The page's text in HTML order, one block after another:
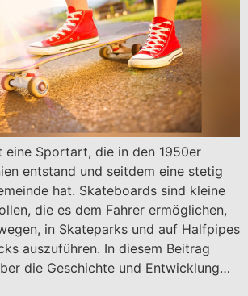
eine Sportart, die in den 1950er
entstand und seitdem eine stetig
hat. Skateboards sind kleine
die es dem Fahrer ermöglichen,
in Skateparks und auf Halfpipes
auszuführen. In diesem Beitrag
die Geschichte und Entwicklung…